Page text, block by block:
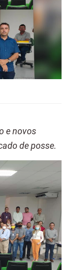
e novos
de posse.